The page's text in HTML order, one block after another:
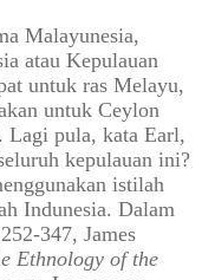
Malayunesia,
atau Kepulauan
untuk ras Melayu,
untuk Ceylon
Lagi pula, kata Earl,
kepulauan ini?
istilah
Indunesia. Dalam
347, James
Ethnology of the